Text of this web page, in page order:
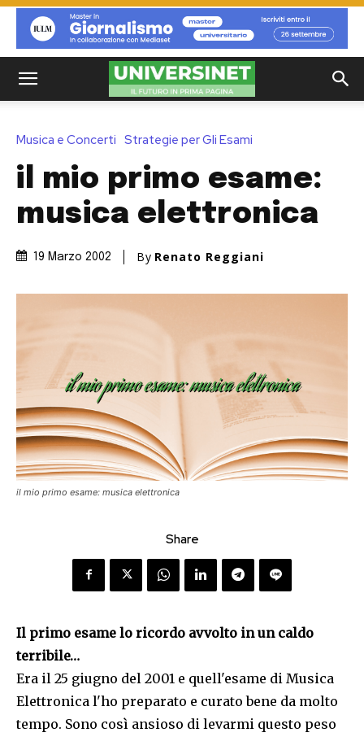
Musica e Concerti Strategie per Gli Esami
il mio primo esame:
musica elettronica
19 Marzo 2002 By Renato Reggiani
il mio primo esame: musica elettronica
Share
Il primo esame lo ricordo avvolto in un caldo
terribile…
Era il 25 giugno del 2001 e quell'esame di Musica
Elettronica l'ho preparato e curato bene da molto
tempo. Sono così ansioso di levarmi questo peso